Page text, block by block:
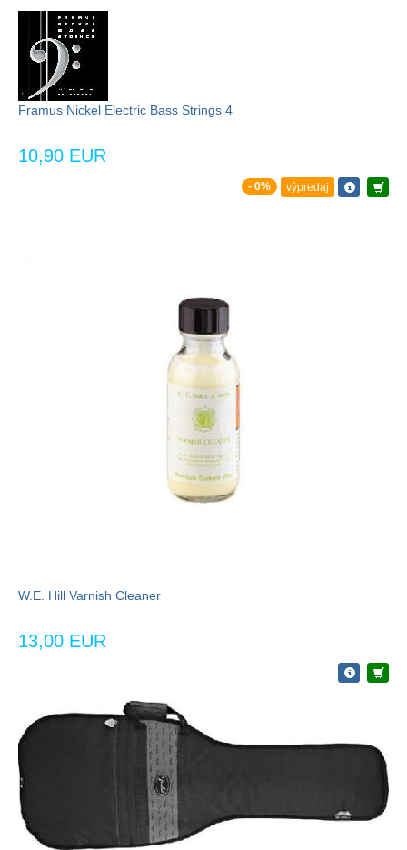
Framus Nickel Electric Bass Strings 4
10,90 EUR
- 0% výpredaj
W.E. Hill Varnish Cleaner
13,00 EUR